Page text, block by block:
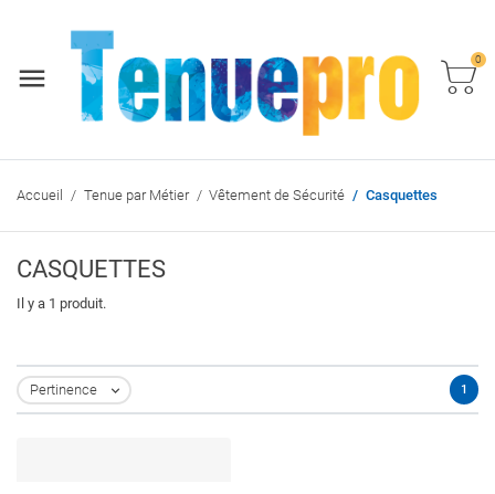
0
Accueil Tenue par Métier Vêtement de Sécurité Casquettes
CASQUETTES
Il y a 1 produit.
Pertinence  1